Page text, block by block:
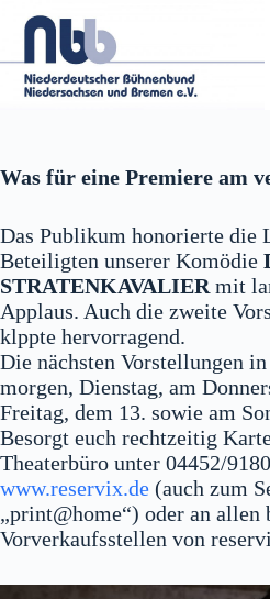
Inhalt
Was für eine Premiere am
Das Publikum honorierte die
Beteiligten unserer Komödie
STRATENKAVALIER mit
Applaus. Auch die zweite
klppte hervorragend.
Die nächsten Vorstellungen
morgen, Dienstag, am
Freitag, dem 13. sowie am
Besorgt euch rechtzeitig
Theaterbüro unter 04452/
www.reservix.de (auch zum
„print@home“) oder an allen
Vorverkaufsstellen von